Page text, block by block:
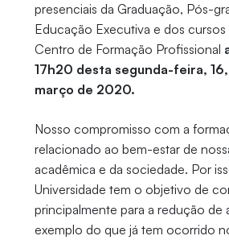
presenciais da Graduação, Pós-
Educação Executiva e dos
Centro de Formação Profissional
17h20 desta segunda-feira,
março de 2020.
Nosso compromisso com a
relacionado ao bem-estar de
acadêmica e da sociedade. Por
Universidade tem o objetivo de
principalmente para a redução de
exemplo do que já tem ocorrido